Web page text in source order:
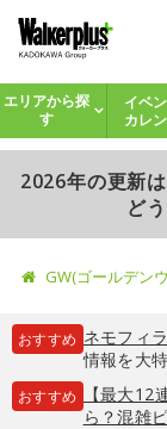
エリアから探
す
イベ
カレ
2026年の更新
ど
GW(ゴールデン
おすすめ ネモフィラ
情報を大
おすすめ
【最大
ら？混雑